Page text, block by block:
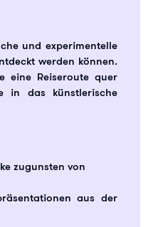
und experimentelle
werden können.
eine Reiseroute quer
in das künstlerische
zugunsten von
aus der